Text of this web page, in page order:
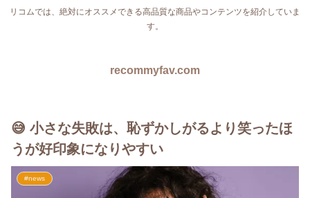
リコムでは、絶対にオススメできる高品質な商品やコンテンツを紹介していま
す。
recommyfav.com
😅 小さな失敗は、恥ずかしがるより笑ったほ
うが好印象になりやすい
#news